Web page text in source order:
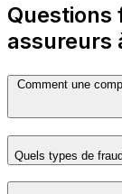
assureurs
Comment une
Quels types de